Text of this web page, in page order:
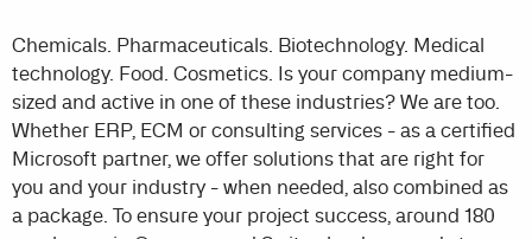
Chemicals. Pharmaceuticals. Biotechnology. Medical
technology. Food. Cosmetics. Is your company medium-
sized and active in one of these industries? We are too.
Whether ERP, ECM or consulting services - as a certified
Microsoft partner, we offer solutions that are right for
you and your industry - when needed, also combined as
a package. To ensure your project success, around 180